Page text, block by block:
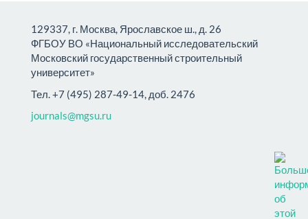
129337, г. Москва, Ярославское ш., д. 26
ФГБОУ ВО «Национальный исследовательский
Московский государственный строительный
университет»
Тел. +7 (495) 287-49-14, доб. 2476
journals@mgsu.ru